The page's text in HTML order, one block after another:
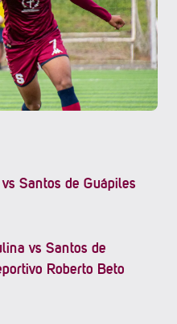
Santos de Guápiles
vs Santos de
Roberto Beto